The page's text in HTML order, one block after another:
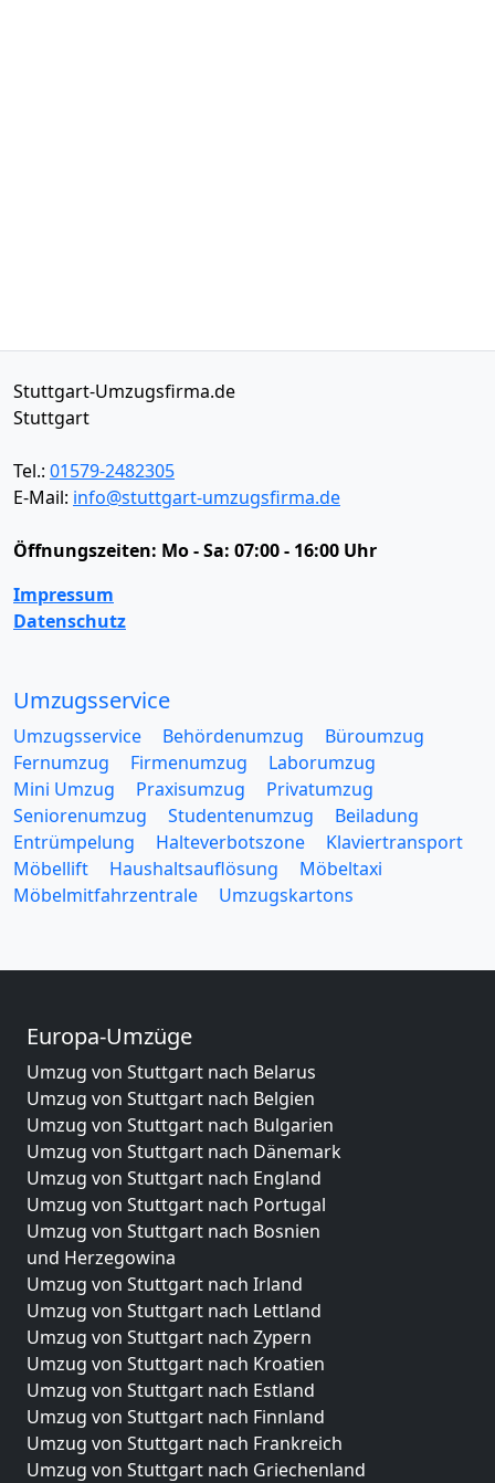
Stuttgart-Umzugsfirma.de
Stuttgart
Tel.: 01579-2482305
E-Mail: info@stuttgart-umzugsfirma.de
Öffnungszeiten: Mo - Sa: 07:00 - 16:00 Uhr
Impressum
Datenschutz
Umzugsservice
Umzugsservice Behördenumzug
Büroumzug
Fernumzug
Firmenumzug
Laborumzug
Mini Umzug
Praxisumzug
Privatumzug
Seniorenumzug
Studentenumzug
Beiladung
Entrümpelung
Halteverbotszone
Klaviertransport
Möbellift
Haushaltsauflösung
Möbeltaxi
Möbelmitfahrzentrale
Umzugskartons
Europa-Umzüge
Umzug von Stuttgart nach Belarus
Umzug von Stuttgart nach Belgien
Umzug von Stuttgart nach Bulgarien
Umzug von Stuttgart nach Dänemark
Umzug von Stuttgart nach England
Umzug von Stuttgart nach Portugal
Umzug von Stuttgart nach Bosnien
und Herzegowina
Umzug von Stuttgart nach Irland
Umzug von Stuttgart nach Lettland
Umzug von Stuttgart nach Zypern
Umzug von Stuttgart nach Kroatien
Umzug von Stuttgart nach Estland
Umzug von Stuttgart nach Finnland
Umzug von Stuttgart nach Frankreich
Umzug von Stuttgart nach Griechenland